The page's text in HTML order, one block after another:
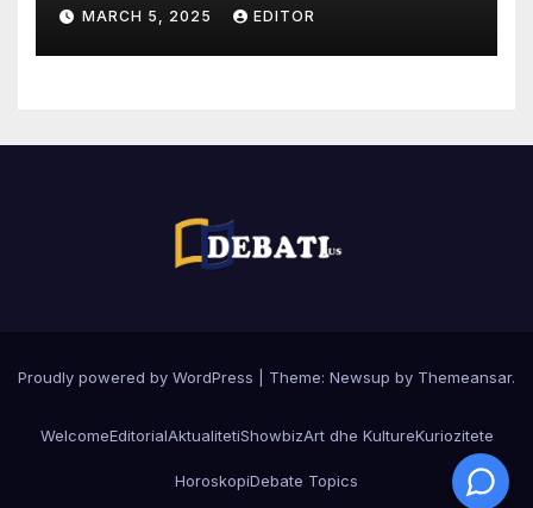
MARCH 5, 2025 EDITOR
Proudly powered by WordPress Theme: Newsup by Themeansar.
WelcomeEditorialAktualitetiShowbizArt dhe KultureKuriozitete
HoroskopiDebate Topics